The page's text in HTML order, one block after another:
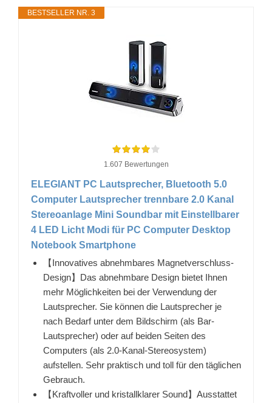
BESTSELLER NR. 3
1.607 Bewertungen
ELEGIANT PC Lautsprecher, Bluetooth 5.0
Computer Lautsprecher trennbare 2.0 Kanal
Stereoanlage Mini Soundbar mit Einstellbarer
4 LED Licht Modi für PC Computer Desktop
Notebook Smartphone
【Innovatives abnehmbares Magnetverschluss-
Design】Das abnehmbare Design bietet Ihnen
mehr Möglichkeiten bei der Verwendung der
Lautsprecher. Sie können die Lautsprecher je
nach Bedarf unter dem Bildschirm (als Bar-
Lautsprecher) oder auf beiden Seiten des
Computers (als 2.0-Kanal-Stereosystem)
aufstellen. Sehr praktisch und toll für den täglichen
Gebrauch.
【Kraftvoller und kristallklarer Sound】Ausstattet